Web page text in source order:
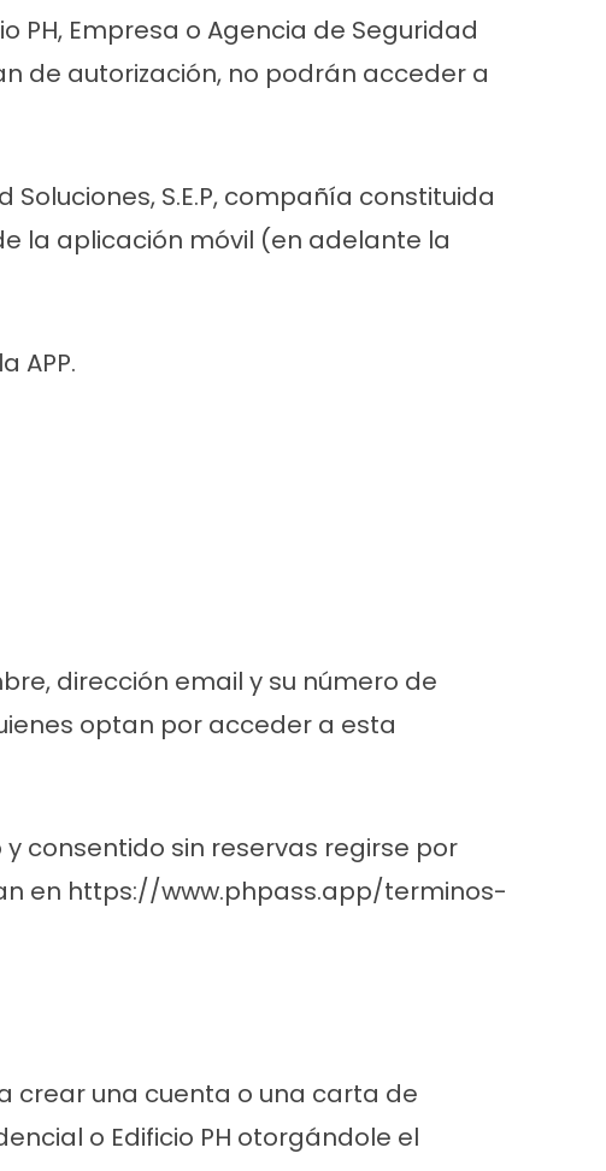
PH, Empresa o Agencia de Seguridad
de autorización, no podrán acceder a
Soluciones, S.E.P, compañía constituida
la aplicación móvil (en adelante la
APP.
dirección email y su número de
optan por acceder a esta
y consentido sin reservas regirse por
en https://www.phpass.app/terminos-
crear una cuenta o una carta de
o Edificio PH otorgándole el